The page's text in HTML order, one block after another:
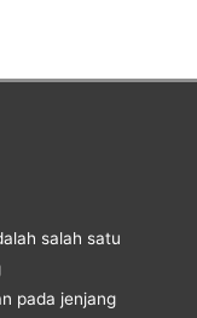
salah satu
pada jenjang